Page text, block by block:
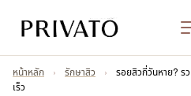
หน้าหลัก › รักษาสิว ›
รอยสิวกี่วันหาย? ร
เร็ว